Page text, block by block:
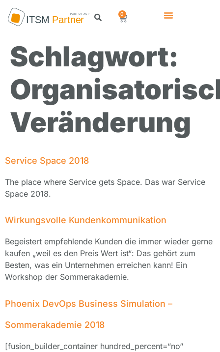
0
Schlagwort:
Veränderung
Service Space 2018
The place where Service gets Space. Das war Service
Space 2018.
Wirkungsvolle Kundenkommunikation
Begeistert empfehlende Kunden die immer wieder gerne
kaufen „weil es den Preis Wert ist“: Das gehört zum
Besten, was ein Unternehmen erreichen kann! Ein
Workshop der Sommerakademie.
Phoenix DevOps Business Simulation –
Sommerakademie 2018
[fusion_builder_container hundred_percent=“no“